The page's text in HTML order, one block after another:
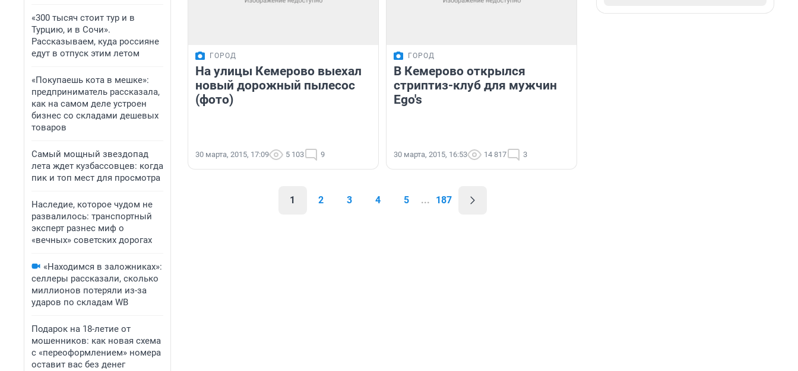
«300 тысяч стоит тур и в
Турцию, и в Сочи».
Рассказываем, куда россияне
едут в отпуск этим летом
«Покупаешь кота в мешке»:
предприниматель рассказала,
как на самом деле устроен
бизнес со складами дешевых
товаров
Самый мощный звездопад
лета ждет кузбассовцев: когда
пик и топ мест для просмотра
Наследие, которое чудом не
развалилось: транспортный
эксперт разнес миф о
«вечных» советских дорогах
«Находимся в заложниках»:
селлеры рассказали, сколько
миллионов потеряли из-за
ударов по складам WB
Подарок на 18-летие от
мошенников: как новая схема
с «переоформлением» номера
оставит вас без денег
ГОРОД
На улицы Кемерово выехал
новый дорожный пылесос
(фото)
30 марта, 2015, 17:09 5 103 9
ГОРОД
В Кемерово открылся
стриптиз-клуб для мужчин
Ego's
30 марта, 2015, 16:53 14 817 3
1 2 3 4 5 ... 187